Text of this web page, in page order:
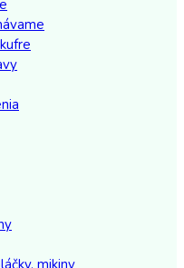
mikiny